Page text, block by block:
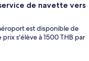
de navette vers
est disponible de
s'élève à 1500 THB par